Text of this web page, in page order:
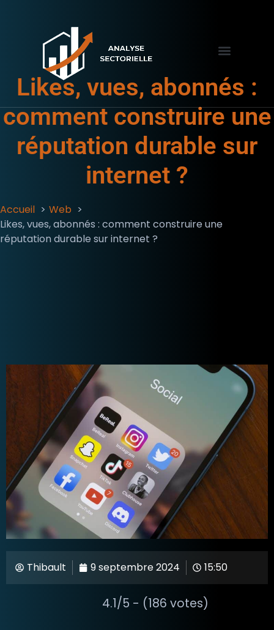
Likes, vues, abonnés :
comment construire une
réputation durable sur
internet ?
Accueil
Web
Likes, vues, abonnés : comment construire une
réputation durable sur internet ?
Thibault 9 septembre 2024 15:50
4.1/5 - (186 votes)